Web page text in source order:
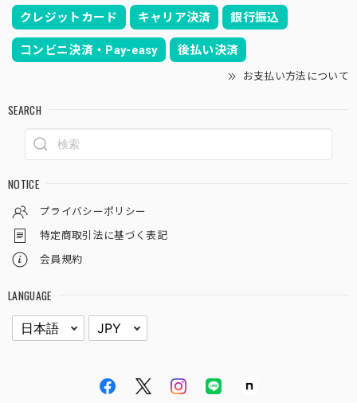
に表皮がゴツゴツしていて野生味のあるオベサでめちゃくち
ゃ気に入りました！ また似たような株があれば即買わせて
頂きます！ また5月での大阪のイベントも楽しみにしており
ます♪
売してまいりますので、その都度お願い致しま
木質化 マウンテン オベサ / ユーフォルビア
2026/03/08
ビューした初心者です。 実物見てなおさら気に入りまし
た。 また利用させて頂きます。 有り難うございました。
す！！オベサを気に入っていただけたこともも
クレジットカード キャリア決済 銀行振込
コンビニ決済・Pay-easy 後払い決済
お支払い方法について
SEARCH
NOTICE
プライバシーポリシー
特定商取引法に基づく表記
会員規約
LANGUAGE